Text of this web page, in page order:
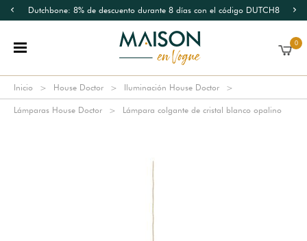
Dutchbone: 8% de descuento durante 8 días con el código DUTCH8
0
Inicio House Doctor Iluminación House Doctor
Lámparas House Doctor Lámpara colgante de cristal blanco opalino